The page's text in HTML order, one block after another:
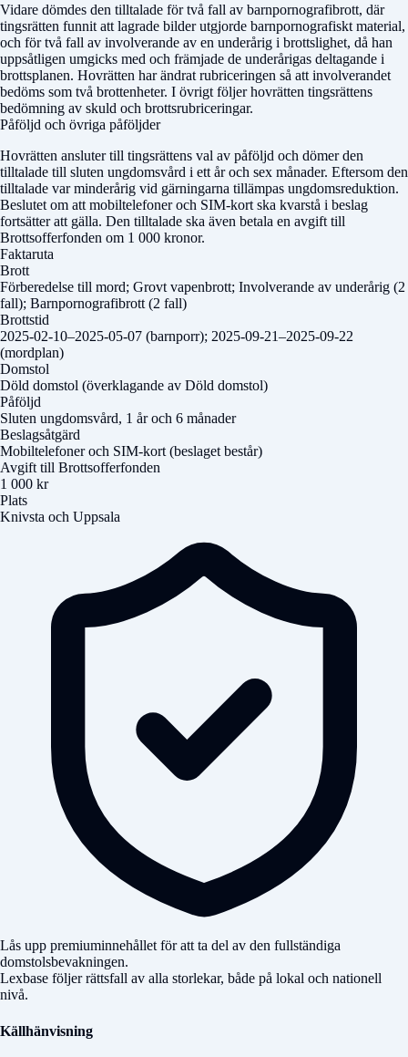
Vidare dömdes den tilltalade för två fall av barnpornografibrott, där
tingsrätten funnit att lagrade bilder utgjorde barnpornografiskt material,
och för två fall av involverande av en underårig i brottslighet, då han
uppsåtligen umgicks med och främjade de underårigas deltagande i
brottsplanen. Hovrätten har ändrat rubriceringen så att involverandet
bedöms som två brottenheter. I övrigt följer hovrätten tingsrättens
bedömning av skuld och brottsrubriceringar.
Påföljd och övriga påföljder
Hovrätten ansluter till tingsrättens val av påföljd och dömer den
tilltalade till sluten ungdomsvård i ett år och sex månader. Eftersom den
tilltalade var minderårig vid gärningarna tillämpas ungdomsreduktion.
Beslutet om att mobiltelefoner och SIM-kort ska kvarstå i beslag
fortsätter att gälla. Den tilltalade ska även betala en avgift till
Brottsofferfonden om 1 000 kronor.
Faktaruta
Brott
Förberedelse till mord; Grovt vapenbrott; Involverande av underårig (2
fall); Barnpornografibrott (2 fall)
Brottstid
2025-02-10–2025-05-07 (barnporr); 2025-09-21–2025-09-22
(mordplan)
Domstol
Döld domstol (överklagande av Döld domstol)
Påföljd
Sluten ungdomsvård, 1 år och 6 månader
Beslagsåtgärd
Mobiltelefoner och SIM-kort (beslaget består)
Avgift till Brottsofferfonden
1 000 kr
Plats
Knivsta och Uppsala
Lås upp premiuminnehållet för att ta del av den fullständiga
domstolsbevakningen.
Lexbase följer rättsfall av alla storlekar, både på lokal och nationell
nivå.
Källhänvisning